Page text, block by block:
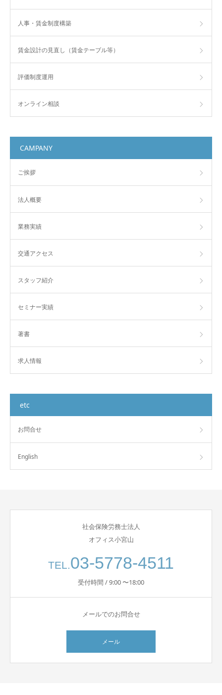
人事・賃金制度構築
賃金設計の見直し（賃金テーブル等）
評価制度運用
オンライン相談
CAMPANY
ご挨拶
法人概要
業務実績
交通アクセス
スタッフ紹介
セミナー実績
著書
求人情報
etc
お問合せ
English
社会保険労務士法人
オフィス小宮山
TEL.03-5778-4511
受付時間 / 9:00 〜18:00
メールでのお問合せ
メール